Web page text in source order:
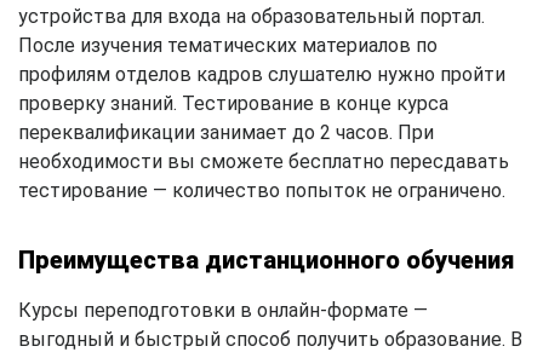
устройства для входа на образовательный портал.
После изучения тематических материалов по
профилям отделов кадров слушателю нужно пройти
проверку знаний. Тестирование в конце курса
переквалификации занимает до 2 часов. При
необходимости вы сможете бесплатно пересдавать
тестирование — количество попыток не ограничено.
Преимущества дистанционного обучения
Курсы переподготовки в онлайн-формате —
выгодный и быстрый способ получить образование. В